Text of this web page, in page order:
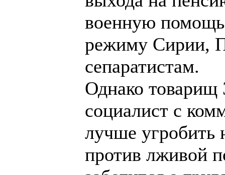
военную помощь
режиму Сирии,
сепаратистам.
Однако
социалист с
лучше угробить
против лживой